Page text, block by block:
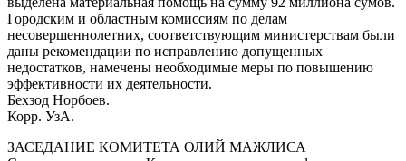
Городским и областным комиссиям по делам
несовершеннолетних, соответствующим министерствам были
даны рекомендации по исправлению допущенных
недостатков, намечены необходимые меры по повышению
эффективности их деятельности.
Бехзод Норбоев.
Корр. УзА.
ЗАСЕДАНИЕ КОМИТЕТА ОЛИЙ МАЖЛИСА